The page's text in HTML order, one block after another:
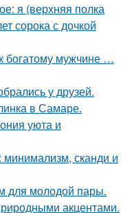
я (верхняя полка
сорока с дочкой
богатому мужчине …
у друзей.
в Самаре.
уюта и
минимализм, сканди и
для молодой пары.
акцентами.